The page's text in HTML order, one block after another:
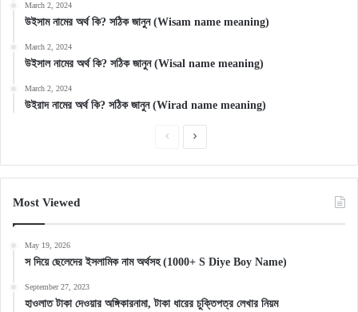
March 2, 2024
উইসাম নামের অর্থ কি? সঠিক জানুন (Wisam name meaning)
March 2, 2024
উইসাল নামের অর্থ কি? সঠিক জানুন (Wisal name meaning)
March 2, 2024
উইরাদ নামের অর্থ কি? সঠিক জানুন (Wirad name meaning)
PreviousNext
Most Viewed
May 19, 2026
স দিয়ে ছেলেদের ইসলামিক নাম অর্থসহ (1000+ S Diye Boy Name)
September 27, 2023
হাওলাত টাকা দেওয়ার অঙ্গিকারনামা, টাকা ধারের চুক্তিপত্র লেখার নিয়ম